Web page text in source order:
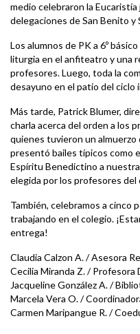
medio celebraron la
delegaciones de San Benito y
Los alumnos de PK a 6º
liturgia en el anfiteatro y una
profesores. Luego, toda la
desayuno en el patio del ciclo
Más tarde, Patrick Blumer,
charla acerca del orden a los
quienes tuvieron un almuerzo
presentó bailes típicos como
Espíritu Benedictino a
elegida por los profesores del
También, celebramos a cinco
trabajando en el colegio.
entrega!
Claudia Calzon A. / Asesora
Cecilia Miranda Z. / Profesora
Jacqueline González A. /
Marcela Vera O. /
Carmen Maripangue R. /